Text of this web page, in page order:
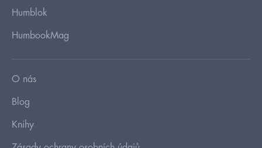
Humblok
HumbookMag
O nás
Blog
Knihy